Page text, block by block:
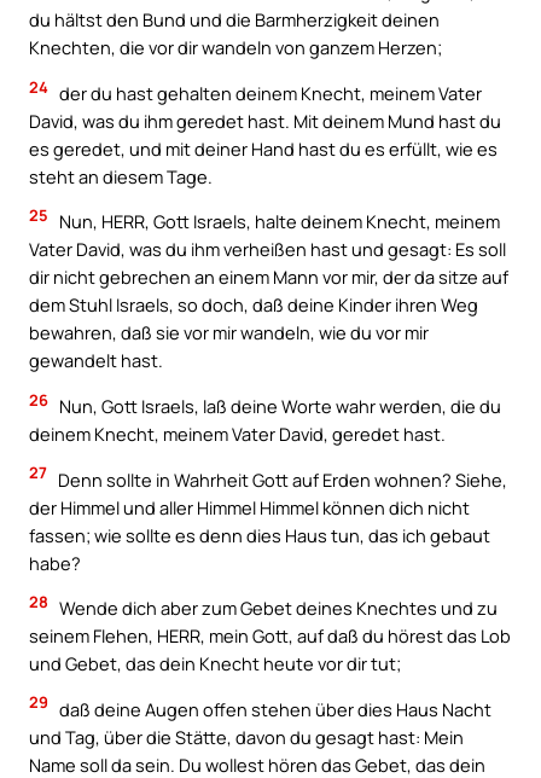
du hältst den Bund und die Barmherzigkeit deinen
Knechten, die vor dir wandeln von ganzem Herzen;
24 der du hast gehalten deinem Knecht, meinem Vater
David, was du ihm geredet hast. Mit deinem Mund hast du
es geredet, und mit deiner Hand hast du es erfüllt, wie es
steht an diesem Tage.
25
Nun, HERR, Gott Israels, halte deinem Knecht, meinem
Vater David, was du ihm verheißen hast und gesagt: Es soll
dir nicht gebrechen an einem Mann vor mir, der da sitze auf
dem Stuhl Israels, so doch, daß deine Kinder ihren Weg
bewahren, daß sie vor mir wandeln, wie du vor mir
gewandelt hast.
26 Nun, Gott Israels, laß deine Worte wahr werden, die du
deinem Knecht, meinem Vater David, geredet hast.
27 Denn sollte in Wahrheit Gott auf Erden wohnen? Siehe,
der Himmel und aller Himmel Himmel können dich nicht
fassen; wie sollte es denn dies Haus tun, das ich gebaut
habe?
28 Wende dich aber zum Gebet deines Knechtes und zu
seinem Flehen, HERR, mein Gott, auf daß du hörest das Lob
und Gebet, das dein Knecht heute vor dir tut;
29 daß deine Augen offen stehen über dies Haus Nacht
und Tag, über die Stätte, davon du gesagt hast: Mein
Name soll da sein. Du wollest hören das Gebet, das dein